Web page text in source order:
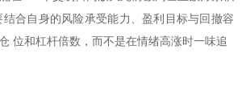
合自身的风险承受能力、盈利目标与回撤容
位和杠杆倍数，而不是在情绪高涨时一味追